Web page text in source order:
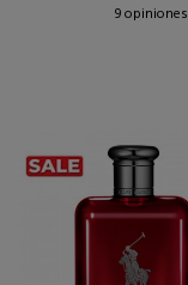
9 opiniones